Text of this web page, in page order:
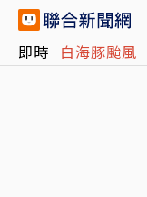
即時 白海豚颱風